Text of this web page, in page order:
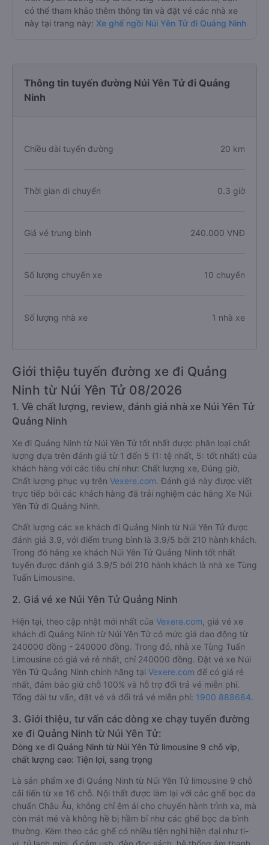
có thể tham khảo thêm thông tin và đặt vé các nhà xe
này tại trang này: Xe ghế ngồi Núi Yên Tử đi Quảng Ninh
Thông tin tuyến đường Núi Yên Tử đi Quảng
Ninh
Chiều dài tuyến đường 20 km
Thời gian di chuyển 0.3 giờ
Giá vé trung bình 240.000 VNĐ
Số lượng chuyến xe 10 chuyến
Số lượng nhà xe 1 nhà xe
Giới thiệu tuyến đường xe đi Quảng
Ninh từ Núi Yên Tử 08/2026
1. Về chất lượng, review, đánh giá nhà xe Núi Yên Tử
Quảng Ninh
Xe đi Quảng Ninh từ Núi Yên Tử tốt nhất được phân loại chất
lượng dựa trên đánh giá từ 1 đến 5 (1: tệ nhất, 5: tốt nhất) của
khách hàng với các tiêu chí như: Chất lượng xe, Đúng giờ,
Chất lượng phục vụ trên Vexere.com. Đánh giá này được viết
trực tiếp bởi các khách hàng đã trải nghiệm các hãng Xe Núi
Yên Tử đi Quảng Ninh.
Chất lượng các xe khách đi Quảng Ninh từ Núi Yên Tử được
đánh giá 3.9, với điểm trung bình là 3.9/5 bởi 210 hành khách.
Trong đó hãng xe khách Núi Yên Tử Quảng Ninh tốt nhất
tuyến được đánh giá 3.9/5 bởi 210 hành khách là nhà xe Tùng
Tuấn Limousine.
2. Giá vé xe Núi Yên Tử Quảng Ninh
Hiện tại, theo cập nhật mới nhất của Vexere.com , giá vé xe
khách đi Quảng Ninh từ Núi Yên Tử có mức giá dao động từ
240000 đồng - 240000 đồng. Trong đó, nhà xe Tùng Tuấn
Limousine có giá vé rẻ nhất, chỉ 240000 đồng. Đặt vé xe Núi
Yên Tử Quảng Ninh chính hãng tại Vexere.com để có giá rẻ
nhất, đảm bảo giữ chỗ 100% và hỗ trợ đổi trả vé miễn phí.
Tổng đài tư vấn, đặt vé và đổi trả vé miễn phí: 1900 888684.
3. Giới thiệu, tư vấn các dòng xe chạy tuyến đường
xe đi Quảng Ninh từ Núi Yên Tử:
Dòng xe đi Quảng Ninh từ Núi Yên Tử limousine 9 chỗ vip,
chất lượng cao: Tiện lợi, sang trọng
Là sản phẩm xe đi Quảng Ninh từ Núi Yên Tử limousine 9 chỗ
cải tiến từ xe 16 chỗ. Nội thất được làm lại với các ghế bọc da
chuẩn Châu Âu, không chỉ êm ái cho chuyến hành trình xa, mà
còn mát mẻ và không hề bị hầm bí như các ghế bọc da bình
thường. Kèm theo các ghế có nhiều tiện nghi hiện đại như ti-